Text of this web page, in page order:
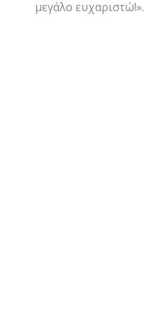
μεγάλο ευχαριστώ!».